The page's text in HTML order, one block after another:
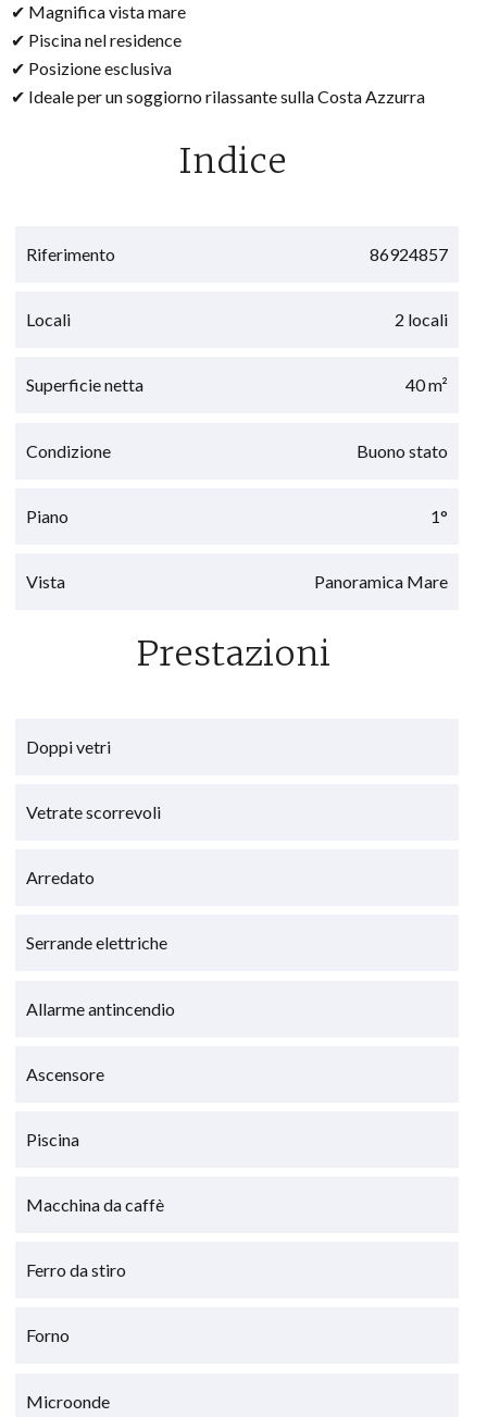
✔ Magnifica vista mare
✔ Piscina nel residence
✔ Posizione esclusiva
✔ Ideale per un soggiorno rilassante sulla Costa Azzurra
Indice
Riferimento 86924857
Locali 2 locali
Superficie netta 40 m²
Condizione Buono stato
Piano 1°
Vista Panoramica Mare
Prestazioni
Doppi vetri
Vetrate scorrevoli
Arredato
Serrande elettriche
Allarme antincendio
Ascensore
Piscina
Macchina da caffè
Ferro da stiro
Forno
Microonde